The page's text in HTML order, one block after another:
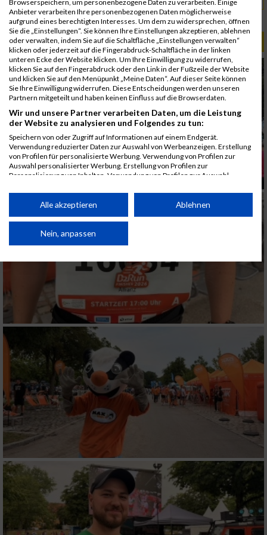
Rang:1822.
ALBUM B2RUN MÜNCHEN / 15.07.2026
Browserspeichern, um personenbezogene Daten zu verarbeiten. Einige
Anbieter verarbeiten Ihre personenbezogenen Daten möglicherweise
aufgrund eines berechtigten Interesses. Um dem zu widersprechen, öffnen
Sie die „Einstellungen“. Sie können Ihre Einstellungen akzeptieren, ablehnen
oder verwalten, indem Sie auf die Schaltfläche „Einstellungen verwalten“
klicken oder jederzeit auf die Fingerabdruck-Schaltfläche in der linken
unteren Ecke der Website klicken. Um Ihre Einwilligung zu widerrufen,
klicken Sie auf den Fingerabdruck oder den Link in der Fußzeile der Website
und klicken Sie auf den Menüpunkt „Meine Daten“. Auf dieser Seite können
Sie Ihre Einwilligung widerrufen. Diese Entscheidungen werden unseren
Partnern mitgeteilt und haben keinen Einfluss auf die Browserdaten.
Wir und unsere Partner verarbeiten Daten, um die Leistung
der Website zu analysieren und Folgendes zu tun:
Speichern von oder Zugriff auf Informationen auf einem Endgerät.
Verwendung reduzierter Daten zur Auswahl von Werbeanzeigen. Erstellung
von Profilen für personalisierte Werbung. Verwendung von Profilen zur
Auswahl personalisierter Werbung. Erstellung von Profilen zur
Personalisierung von Inhalten. Verwendung von Profilen zur Auswahl
Performance von Inhalten. Analyse von Zielgruppen durch Statistiken oder
Kombinationen von Daten aus verschiedenen Quellen. Entwicklung und
von Inhalten.
Daten können außerhalb der Europäischen Union weitergegeben und in die
Partnerliste anzeigen (1 IAB-Anbieter)
Wir nutzen Ihre Daten für folgende Zwecke:
IAB-Verarbeitungszwecke:
Speichern von oder Zugriff auf Informationen
auf einem Endgerät
Verwendung reduzierter Daten zur Auswahl
von Werbeanzeigen
Erstellung von Profilen für personalisierte
Werbung
Verwendung von Profilen zur Auswahl
personalisierter Werbung
Erstellung von Profilen zur Personalisierung
von Inhalten
Verwendung von Profilen zur Auswahl
Alle akzeptieren Ablehnen
Nein, anpassen